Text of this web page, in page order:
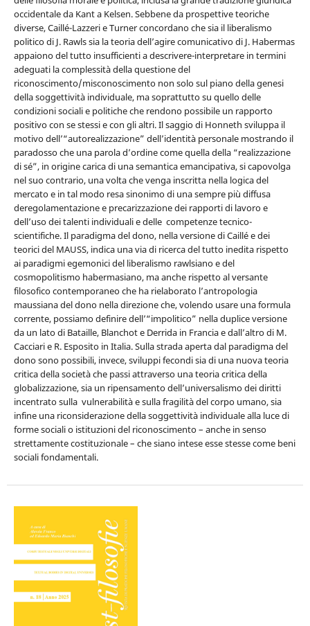
occidentale da Kant a Kelsen. Sebbene da prospettive teoriche
diverse, Caillé-Lazzeri e Turner concordano che sia il liberalismo
politico di J. Rawls sia la teoria dell’agire comunicativo di J. Habermas
appaiono del tutto insufficienti a descrivere-interpretare in termini
adeguati la complessità della questione del
riconoscimento/misconoscimento non solo sul piano della genesi
della soggettività individuale, ma soprattutto su quello delle
condizioni sociali e politiche che rendono possibile un rapporto
positivo con se stessi e con gli altri. Il saggio di Honneth sviluppa il
motivo dell’“autorealizzazione” dell’identità personale mostrando il
paradosso che una parola d’ordine come quella della “realizzazione
di sé”, in origine carica di una semantica emancipativa, si capovolga
nel suo contrario, una volta che venga inscritta nella logica del
mercato e in tal modo resa sinonimo di una sempre più diffusa
deregolamentazione e precarizzazione dei rapporti di lavoro e
dell’uso dei talenti individuali e delle competenze tecnico-
scientifiche. Il paradigma del dono, nella versione di Caillé e dei
teorici del MAUSS, indica una via di ricerca del tutto inedita rispetto
ai paradigmi egemonici del liberalismo rawlsiano e del
cosmopolitismo habermasiano, ma anche rispetto al versante
filosofico contemporaneo che ha rielaborato l’antropologia
maussiana del dono nella direzione che, volendo usare una formula
corrente, possiamo definire dell’“impolitico” nella duplice versione
da un lato di Bataille, Blanchot e Derrida in Francia e dall’altro di M.
Cacciari e R. Esposito in Italia. Sulla strada aperta dal paradigma del
dono sono possibili, invece, sviluppi fecondi sia di una nuova teoria
critica della società che passi attraverso una teoria critica della
globalizzazione, sia un ripensamento dell’universalismo dei diritti
incentrato sulla vulnerabilità e sulla fragilità del corpo umano, sia
infine una riconsiderazione della soggettività individuale alla luce di
forme sociali o istituzioni del riconoscimento – anche in senso
strettamente costituzionale – che siano intese esse stesse come beni
sociali fondamentali.